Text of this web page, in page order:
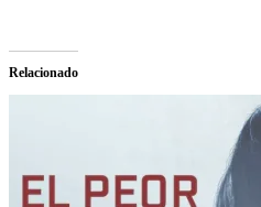
Relacionado